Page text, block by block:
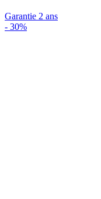
Garantie 2 ans
- 30%